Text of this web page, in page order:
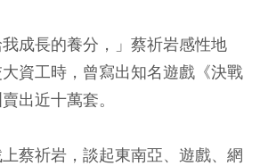
我成長的養分，」蔡祈岩感性地
資工時，曾寫出知名遊戲《決戰
出近十萬套。
蔡祈岩，談起東南亞、遊戲、網